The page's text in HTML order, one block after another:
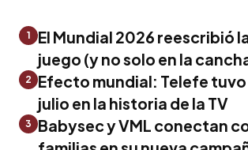
1
El Mundial 2026 reescribió
juego (y no solo en la
2
Efecto mundial: Telefe tuvo
julio en la historia de la TV
3
Babysec y VML conectan